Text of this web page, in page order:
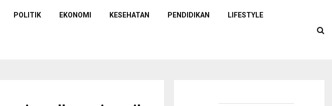
POLITIK EKONOMI KESEHATAN PENDIDIKAN LIFESTYLE